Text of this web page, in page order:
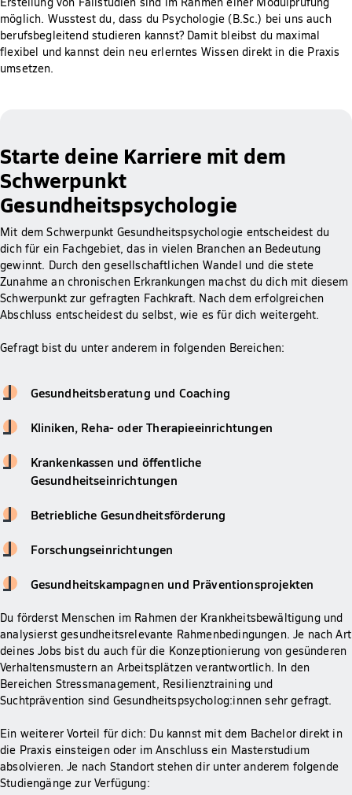
möglich. Wusstest du, dass du Psychologie (B.Sc.) bei uns auch
berufsbegleitend studieren kannst? Damit bleibst du maximal
flexibel und kannst dein neu erlerntes Wissen direkt in die Praxis
umsetzen.
Starte deine Karriere mit dem
Schwerpunkt
Gesundheitspsychologie
Mit dem Schwerpunkt Gesundheitspsychologie entscheidest du
dich für ein Fachgebiet, das in vielen Branchen an Bedeutung
gewinnt. Durch den gesellschaftlichen Wandel und die stete
Zunahme an chronischen Erkrankungen machst du dich mit diesem
Schwerpunkt zur gefragten Fachkraft. Nach dem erfolgreichen
Abschluss entscheidest du selbst, wie es für dich weitergeht.
Gefragt bist du unter anderem in folgenden Bereichen:
Gesundheitsberatung und Coaching
Kliniken, Reha- oder Therapieeinrichtungen
Krankenkassen und öffentliche
Gesundheitseinrichtungen
Betriebliche Gesundheitsförderung
Forschungseinrichtungen
Gesundheitskampagnen und Präventionsprojekten
Du förderst Menschen im Rahmen der Krankheitsbewältigung und
analysierst gesundheitsrelevante Rahmenbedingungen. Je nach Art
deines Jobs bist du auch für die Konzeptionierung von gesünderen
Verhaltensmustern an Arbeitsplätzen verantwortlich. In den
Bereichen Stressmanagement, Resilienztraining und
Suchtprävention sind Gesundheitspsycholog:innen sehr gefragt.
Ein weiterer Vorteil für dich: Du kannst mit dem Bachelor direkt in
die Praxis einsteigen oder im Anschluss ein Masterstudium
absolvieren. Je nach Standort stehen dir unter anderem folgende
Studiengänge zur Verfügung: